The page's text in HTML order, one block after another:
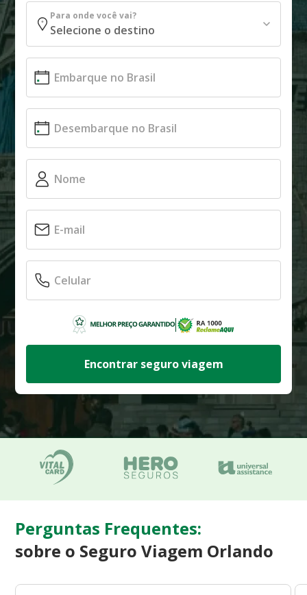
Para onde você vai?
Encontrar seguro viagem
Perguntas Frequentes:
sobre o Seguro Viagem Orlando